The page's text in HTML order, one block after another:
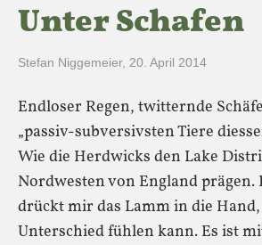
Unter Schafen
Stefan Niggemeier, 20. April 2014
Endloser Regen, twitternde
„passiv-subversivsten Tiere
Wie die Herdwicks den Lake
Nordwesten von England prägen.
drückt mir das Lamm in die
Unterschied fühlen kann. Es ist